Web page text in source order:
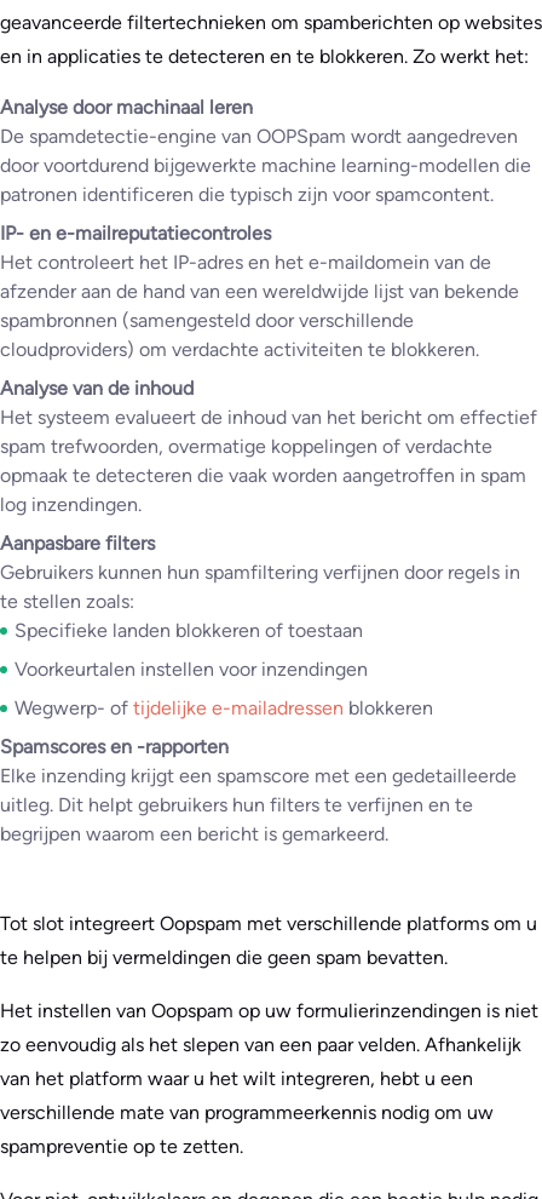
geavanceerde filtertechnieken om spamberichten op websites
en in applicaties te detecteren en te blokkeren. Zo werkt het:
Analyse door machinaal leren
De spamdetectie-engine van OOPSpam wordt aangedreven
door voortdurend bijgewerkte machine learning-modellen die
patronen identificeren die typisch zijn voor spamcontent.
IP- en e-mailreputatiecontroles
Het controleert het IP-adres en het e-maildomein van de
afzender aan de hand van een wereldwijde lijst van bekende
spambronnen (samengesteld door verschillende
cloudproviders) om verdachte activiteiten te blokkeren.
Analyse van de inhoud
Het systeem evalueert de inhoud van het bericht om effectief
spam trefwoorden, overmatige koppelingen of verdachte
opmaak te detecteren die vaak worden aangetroffen in spam
log inzendingen.
Aanpasbare filters
Gebruikers kunnen hun spamfiltering verfijnen door regels in
te stellen zoals:
Specifieke landen blokkeren of toestaan
Voorkeurtalen instellen voor inzendingen
Wegwerp- of tijdelijke e-mailadressen blokkeren
Spamscores en -rapporten
Elke inzending krijgt een spamscore met een gedetailleerde
uitleg. Dit helpt gebruikers hun filters te verfijnen en te
begrijpen waarom een bericht is gemarkeerd.
Tot slot integreert Oopspam met verschillende platforms om u
te helpen bij vermeldingen die geen spam bevatten.
Het instellen van Oopspam op uw formulierinzendingen is niet
zo eenvoudig als het slepen van een paar velden. Afhankelijk
van het platform waar u het wilt integreren, hebt u een
verschillende mate van programmeerkennis nodig om uw
spampreventie op te zetten.